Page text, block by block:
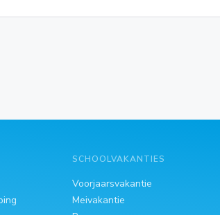
SCHOOLVAKANTIES
Voorjaarsvakantie
Meivakantie